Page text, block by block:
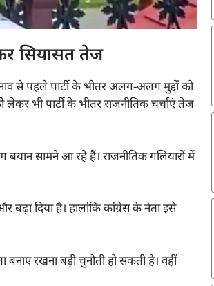
सियासत तेज
से पहले पार्टी के भीतर अलग-अलग मुद्दों को
भी पार्टी के भीतर राजनीतिक चर्चाएं तेज
सामने आ रहे हैं। राजनीतिक गलियारों में
बढ़ा दिया है। हालांकि कांग्रेस के नेता इसे
रखना बड़ी चुनौती हो सकती है। वहीं